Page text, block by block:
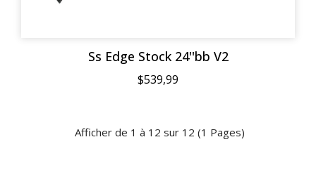
Ss Edge Stock 24''bb V2
$539,99
Afficher de 1 à 12 sur 12 (1 Pages)